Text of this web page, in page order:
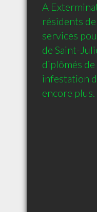
A
résidents
services
de Saint-
diplômés
infestation
encore plus.